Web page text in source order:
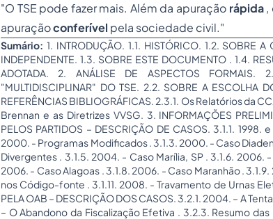
"O TSE pode fazer mais. Além da apuração rápida ,
apuraçãoconferível pela sociedade civil."
Sumário: 1. INTRODUÇÃO. 1.1. HISTÓRICO. 1.2. SOBRE
INDEPENDENTE. 1.3. SOBRE ESTE DOCUMENTO . 1.4.
ADOTADA. 2. ANÁLISE DE ASPECTOS FORMAIS.
"MULTIDISCIPLINAR" DO TSE. 2.2. SOBRE A ESCOLHA
REFERÊNCIAS BIBLIOGRÁFICAS. 2.3.1. Os Relatórios da
Brennan e as Diretrizes VVSG. 3. INFORMAÇÕES
PELOS PARTIDOS – DESCRIÇÃO DE CASOS. 3.1.1.
2000. - Programas Modificados . 3.1.3. 2000. - Caso
Divergentes . 3.1.5. 2004. - Caso Marília, SP . 3.1.6. 2006.
2006. - Caso Alagoas . 3.1.8. 2006. - Caso Maranhão .
nos Código-fonte . 3.1.11. 2008. - Travamento de Urnas
PELA OAB – DESCRIÇÃO DOS CASOS. 3.2.1. 2004. – A
– O Abandono da Fiscalização Efetiva . 3.2.3. Resumo